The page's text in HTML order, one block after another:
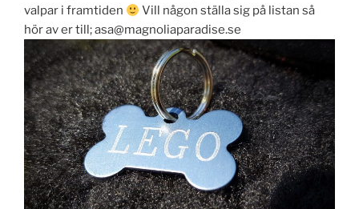
valpar i framtiden
Vill någon ställa sig på listan så
hör av er till; asa@magnoliaparadise.se